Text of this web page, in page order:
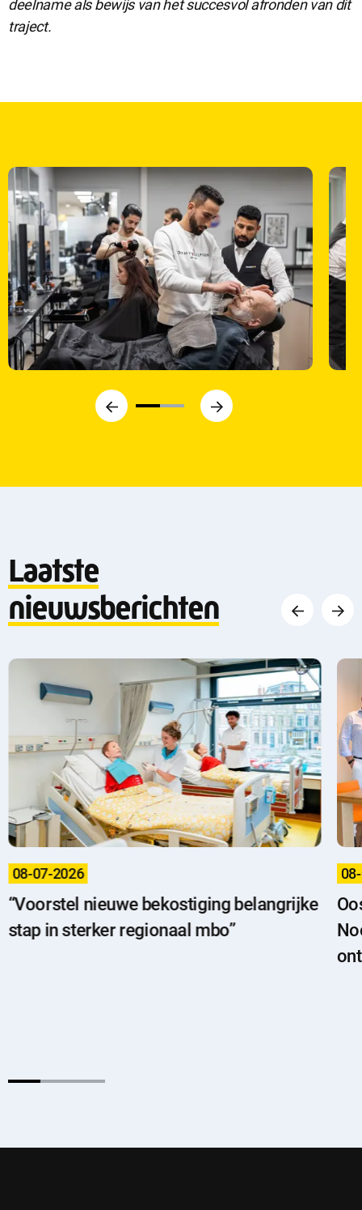
deelname als bewijs van het succesvol afronden van dit
traject.
Vorige Volgende
Laatste
nieuwsberichten
“Voorstel nieuwe bekostiging belangrijke
stap in sterker regionaal mbo”
08-07-2026